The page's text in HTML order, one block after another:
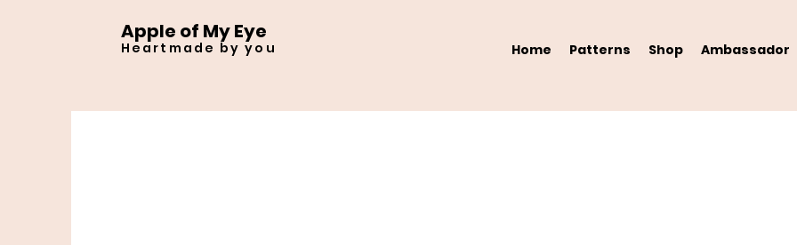
Apple of My Eye
Heartmade by you Home Patterns Shop Ambassador